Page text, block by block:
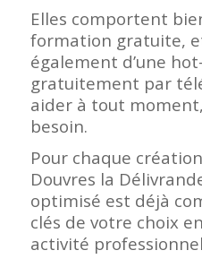
Elles comportent
formation gratuite,
également d’une
gratuitement par
aider à tout
besoin.
Pour chaque
Douvres la
optimisé est déjà
clés de votre choix
activité